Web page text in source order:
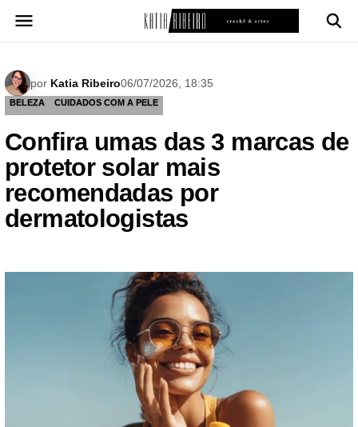
para
por Katia Ribeiro06/07/2026, 18:35
BELEZA CUIDADOS COM A PELE
Confira umas das 3 marcas de
protetor solar mais
recomendadas por
dermatologistas